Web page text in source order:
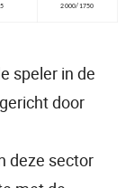
2000/1750
speler in de
door
deze sector